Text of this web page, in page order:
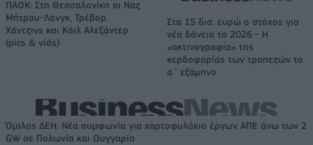
ΠΑΟΚ: Στη Θεσσαλονίκη οι Ναζ
Μήτρου-Λονγκ, Τρέβορ
Χάντζινς και Κάιλ Αλεξάντερ
(pics & vids)
Στα 15 δισ. ευρώ ο στόχος για
νέα δάνεια το 2026 - Η
«ακτινογραφία» της
κερδοφορίας των τραπεζών το
α΄ εξάμηνο
Όμιλος ΔΕΗ: Νέα συμφωνία για χαρτοφυλάκιο έργων ΑΠΕ άνω των 2
GW σε Πολωνία και Ουγγαρία